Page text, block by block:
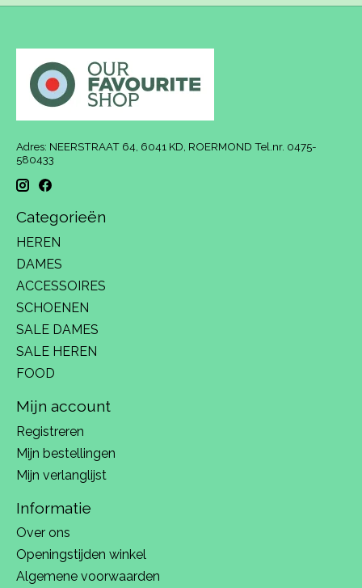
Adres: NEERSTRAAT 64, 6041 KD, ROERMOND Tel.nr. 0475-
580433
Categorieën
HEREN
DAMES
ACCESSOIRES
SCHOENEN
SALE DAMES
SALE HEREN
FOOD
Mijn account
Registreren
Mijn bestellingen
Mijn verlanglijst
Informatie
Over ons
Openingstijden winkel
Algemene voorwaarden